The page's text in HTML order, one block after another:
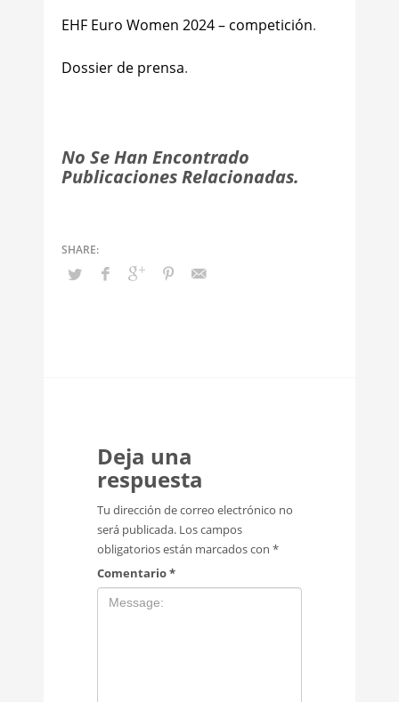
EHF Euro Women 2024 – competición.
Dossier de prensa.
No Se Han Encontrado
Publicaciones Relacionadas.
Deja una
respuesta
Tu dirección de correo electrónico no
será publicada. Los campos
obligatorios están marcados con *
Comentario*